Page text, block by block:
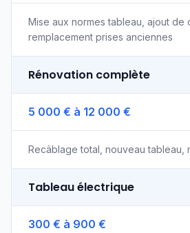
Mise aux normes tableau, ajout de
remplacement prises anciennes
Rénovation complète
5 000 € à 12 000 €
Recâblage total, nouveau tableau,
Tableau électrique
300 € à 900 €